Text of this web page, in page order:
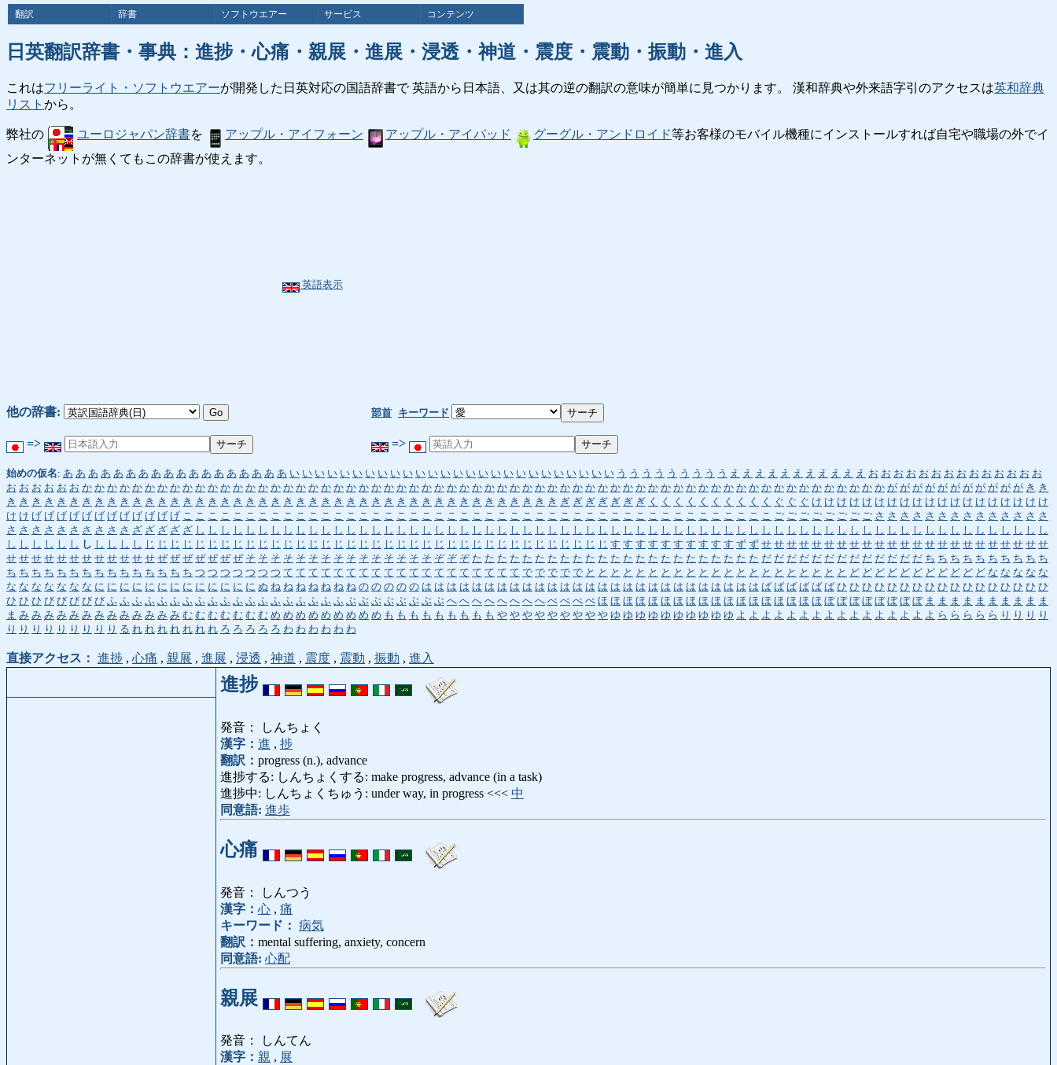
翻訳 辞書 ソフトウエアー サービス コンテンツ
日英翻訳辞書・事典：進捗・心痛・親展・進展・浸透・神道・震度・震動・振動・進入
これはフリーライト・ソフトウエアーが開発した日英対応の国語辞書で 英語から日本語、又は其の逆の翻訳の意味が簡単に見つかります。 漢和辞典や外来語字引のアクセスは英和辞典
リスト から。
弊社の ユーロジャパン辞書を アップル・アイフォーン アップル・アイパッド グーグル・アンドロイド等お客様のモバイル機種にインストールすれば自宅や職場の外でイ
ンターネットが無くてもこの辞書が使えます。
英語表示
他の辞書: 部首 キーワード
=> =>
始めの仮名: あ あ あ あ あ あ あ あ あ あ あ あ あ あ あ あ あ あ い い い い い い い い い い い い い い い い い い い い い い い い い い う う う う う う う う う え え え え え え え え え え え お お お お お お お お お お お お お お
お お お お お お か か か か か か か か か か か か か か か か か か か か か か か か か か か か か か か か か か か か か か か か か か か か か か か か か か か か か か か か か か か か か か か か が が が が が が が が が が が き き
き き き き き き き き き き き き き き き き き き き き き き き き き き き き き き き き き き き き き き き き き き き き ぎ ぎ ぎ ぎ ぎ ぎ ぎ く く く く く く く く く く ぐ ぐ ぐ け け け け け け け け け け け け け け け け け け け
け け げ げ げ げ げ げ げ げ げ げ げ げ こ こ こ こ こ こ こ こ こ こ こ こ こ こ こ こ こ こ こ こ こ こ こ こ こ こ こ こ こ こ こ こ こ こ こ こ こ こ こ こ こ こ こ こ こ こ こ ご ご ご ご ご ご ご ご さ さ さ さ さ さ さ さ さ さ さ さ さ さ
さ さ さ さ さ さ さ さ さ さ ざ ざ ざ ざ ざ し し し し し し し し し し し し し し し し し し し し し し し し し し し し し し し し し し し し し し し し し し し し し し し し し し し し し し し し し し し し し し し し し し し し
し し し し し し し し し し し じ じ じ じ じ じ じ じ じ じ じ じ じ じ じ じ じ じ じ じ じ じ じ じ じ じ じ じ じ じ じ じ じ じ じ じ じ す す す す す す す す す す ず ず せ せ せ せ せ せ せ せ せ せ せ せ せ せ せ せ せ せ せ せ せ せ せ
せ せ せ せ せ せ せ せ せ せ せ せ ぜ ぜ ぜ ぜ ぜ ぜ ぜ そ そ そ そ そ そ そ そ そ そ そ そ そ そ そ ぞ ぞ ぞ た た た た た た た た た た た た た た た た た た た た た た た だ だ だ だ だ だ だ だ だ だ だ だ だ ち ち ち ち ち ち ち ち ち ち
ち ち ち ち ち ち ち ち ち ち ち ち ち ち ち つ つ つ つ つ つ つ て て て て て て て て て て て て て て て て て て て で で で で で と と と と と と と と と と と と と と と と と と と と と ど ど ど ど ど ど ど ど ど ど ど な な な な な
な な な な な な な に に に に に に に に に に に に に ぬ ね ね ね ね ね ね ね の の の の の は は は は は は は は は は は は は は は は は は は は は は は は は は は ば ば ば ば ば ば ひ ひ ひ ひ ひ ひ ひ ひ ひ ひ ひ ひ ひ ひ ひ ひ ひ
ひ ひ ひ び び び び び ふ ふ ふ ふ ふ ふ ふ ふ ふ ふ ふ ふ ふ ふ ふ ふ ふ ふ ふ ぶ ぶ ぶ ぶ ぶ ぶ ぶ ぶ へ へ へ へ へ へ へ へ べ べ べ ぺ ほ ほ ほ ほ ほ ほ ほ ほ ほ ほ ほ ほ ほ ほ ほ ほ ほ ほ ぼ ぼ ぼ ぼ ぼ ぼ ぼ ぼ ま ま ま ま ま ま ま ま ま ま
ま み み み み み み み み み み み み み む む む む む む む め め め め め め め め め も も も も も も も も も や や や や や や や や や ゆ ゆ ゆ ゆ ゆ ゆ ゆ ゆ ゆ ゆ よ よ よ よ よ よ よ よ よ よ よ よ よ よ よ よ ら ら ら ら ら り り り り
り り り り り り り り り る れ れ れ れ れ れ れ ろ ろ ろ ろ ろ わ わ わ わ わ わ
直接アクセス： 進捗 , 心痛 , 親展 , 進展 , 浸透 , 神道 , 震度 , 震動 , 振動 , 進入
進捗
発音： しんちょく
漢字： 進 , 捗
翻訳： progress (n.), advance
進捗する: しんちょくする: make progress, advance (in a task)
進捗中: しんちょくちゅう: under way, in progress <<< 中
同意語: 進歩
心痛
発音： しんつう
漢字： 心 , 痛
キーワード： 病気
翻訳： mental suffering, anxiety, concern
同意語: 心配
親展
発音： しんてん
漢字： 親 , 展